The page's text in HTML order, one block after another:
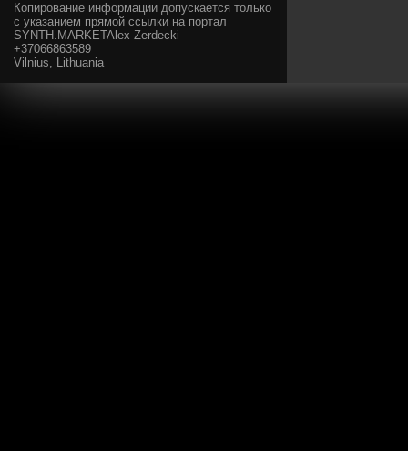
Копирование информации допускается только
с указанием прямой ссылки на портал
SYNTH.MARKETAlex Zerdecki
+37066863589
Vilnius, Lithuania